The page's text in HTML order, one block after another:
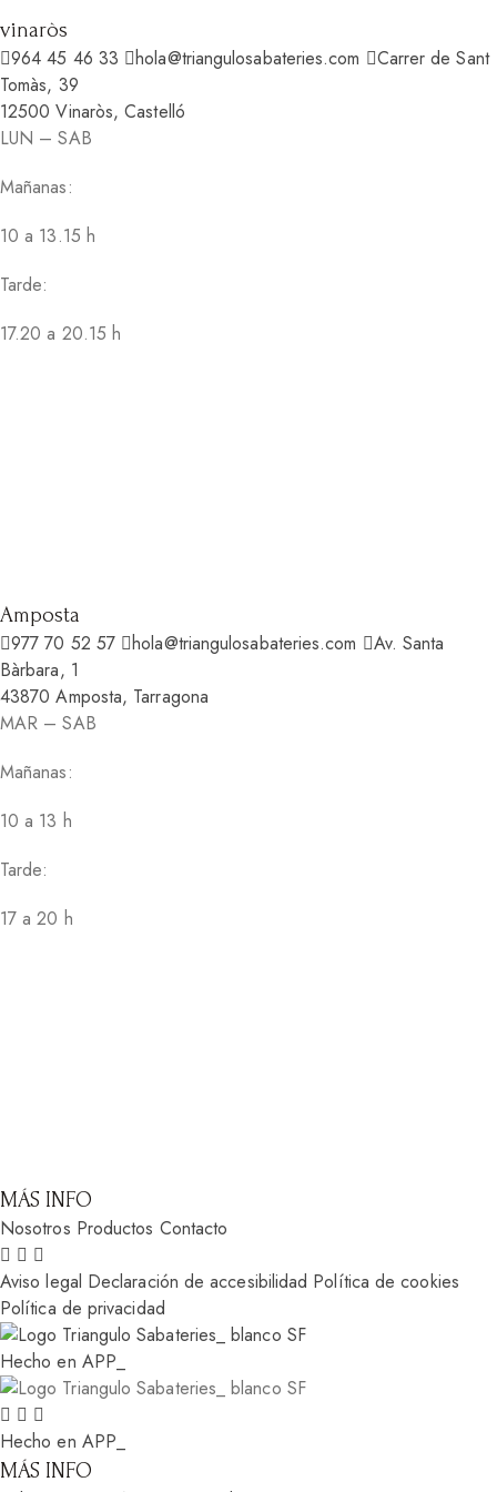
vinaròs
964 45 46 33 hola@triangulosabateries.com
Carrer de Sant
Tomàs, 39
12500 Vinaròs, Castelló
LUN – SAB
Mañanas:
10 a 13.15 h
Tarde:
17.20 a 20.15 h
Amposta
977 70 52 57 hola@triangulosabateries.com
Av. Santa
Bàrbara, 1
43870 Amposta, Tarragona
MAR – SAB
Mañanas:
10 a 13 h
Tarde:
17 a 20 h
MÁS INFO
Nosotros Productos Contacto
Aviso legal Declaración de accesibilidad Política de cookies
Política de privacidad
Hecho en APP_
Hecho en APP_
MÁS INFO